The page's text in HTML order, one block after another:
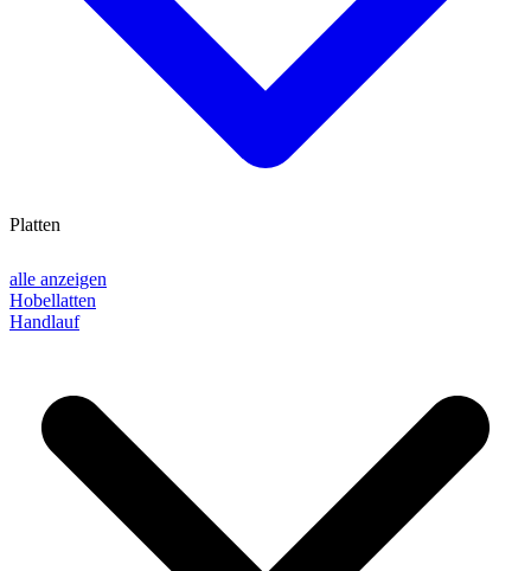
alle anzeigen
Hobellatten
Handlauf
Platten